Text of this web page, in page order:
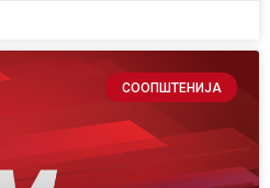
СООПШТЕНИЈА